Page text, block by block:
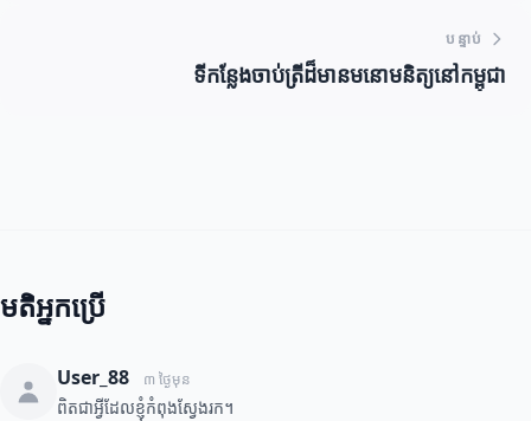
បន្ទាប់
ទីកន្លែងចាប់ត្រីដ៏មានមនោមនិត្យនៅកម្ពុជា
មតិអ្នកប្រើ
User_88 ៣ ថ្ងៃមុន
ពិតជាអ្វីដែលខ្ញុំកំពុងស្វែងរក។